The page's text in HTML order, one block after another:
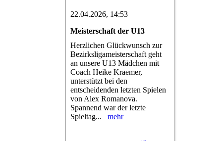
22.04.2026, 14:53
Meisterschaft der U13
Herzlichen Glückwunsch zur
Bezirksligameisterschaft geht
an unsere U13 Mädchen mit
Coach Heike Kraemer,
unterstützt bei den
entscheidenden letzten Spielen
von Alex Romanova.
Spannend war der letzte
Spieltag... mehr